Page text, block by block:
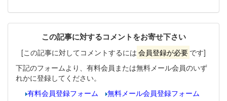
この記事に対するコメントをお寄せ下さい
[この記事に対してコメントするには 会員登録が必要 です]
下記のフォームより、有料会員または無料メール会員のいず
れかに登録してください。
有料会員登録フォーム
無料メール会員登録フォーム